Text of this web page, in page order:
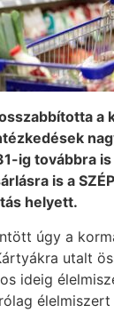
a
ig továbbra
is a
helyett.
úgy a
utalt
ideig